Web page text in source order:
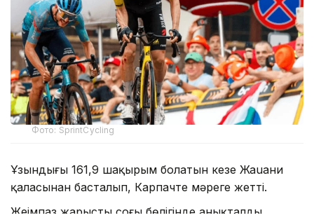
Фото: SprintCycling
Ұзындығы 161,9 шақырым болатын кезең Жаuани
қаласынан басталып, Карпачте мәреге жетті.
Жеңімпаз жарыстың соңғы бөлігінде анықталды.